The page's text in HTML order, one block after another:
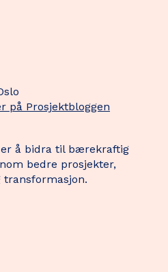
på Prosjektbloggen
å bidra til bærekraftig
bedre prosjekter,